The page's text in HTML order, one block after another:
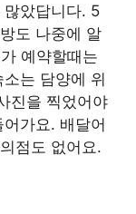
았답니다. 5
도 나중에 알
예약할때는
는 담양에 위
진을 찍었어야
가요. 배달어
점도 없어요.